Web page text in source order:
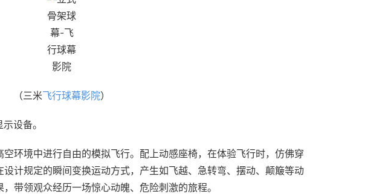
（三米飞行球幕影院）
设备。
环境中进行自由的模拟飞行。配上动感座椅，在体验飞行时，仿佛穿
计规定的瞬间变换运动方式，产生如飞越、急转弯、摆动、颠簸等动
带领观众经历一场惊心动魄、危险刺激的旅程。